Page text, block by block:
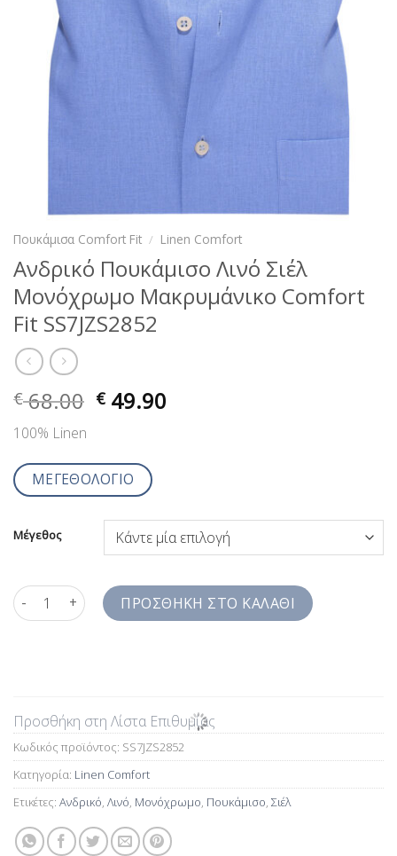
Πουκάμισα Comfort Fit / Linen Comfort
Ανδρικό Πουκάμισο Λινό Σιέλ
Μονόχρωμο Μακρυμάνικο Comfort
Fit SS7JZS2852
€68.00 € 49.90
100% Linen
ΜΕΓΕΘΟΛΟΓΙΟ
Μέγεθος
Ανδρικό Πουκάμισο Λινό Σιέλ Μονόχρωμο Μακρυμάνικο
ΠΡΟΣΘΉΚΗ ΣΤΟ ΚΑΛΆΘΙ
Προσθήκη στη Λίστα Επιθυμίας
Κωδικός προϊόντος: SS7JZS2852
Κατηγορία: Linen Comfort
Ετικέτες: Ανδρικό, Λινό, Μονόχρωμο, Πουκάμισο, Σιέλ